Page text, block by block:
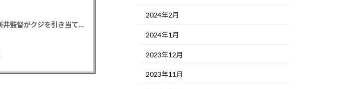
カープドラ1平川蓮！187cmのスイッチヒッター！立石正広を外し2度目の重複も新井監督がクジを引き当てる！【ドラフト会議2025】
2024年2月
2024年1月
2023年12月
2023年11月